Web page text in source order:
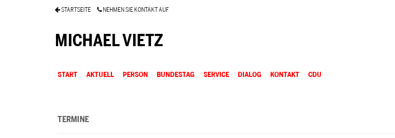
STARTSEITE NEHMEN SIE KONTAKT AUF
MICHAEL VIETZ
START AKTUELL PERSON BUNDESTAG SERVICE DIALOG KONTAKT CDU
TERMINE